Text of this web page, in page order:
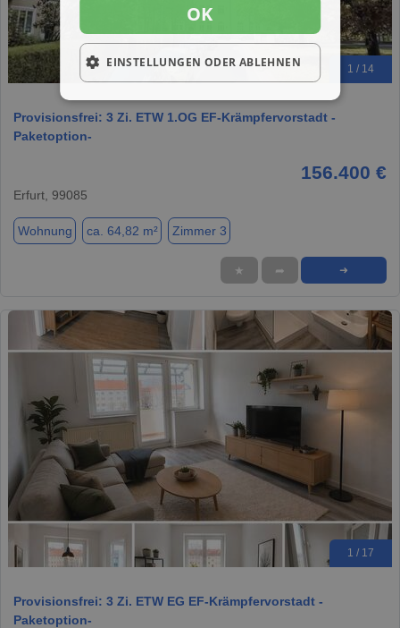
1 / 14
Provisionsfrei: 3 Zi. ETW 1.OG EF-Krämpfervorstadt -
Paketoption-
156.400 €
Erfurt, 99085
Wohnung ca. 64,82 m² Zimmer 3
★ ➦ ➜
1 / 17
Provisionsfrei: 3 Zi. ETW EG EF-Krämpfervorstadt -
Paketoption-
OK
EINSTELLUNGEN ODER ABLEHNEN